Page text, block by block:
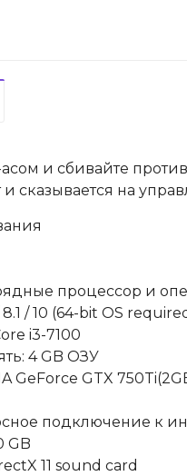
асом и сбивайте
и сказывается на
процессор и
/ 10 (64-bit OS
i3-7100
4 GB ОЗУ
GeForce GTX
подключение к
GB
11 sound card